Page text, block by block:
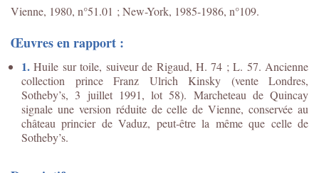
Vienne, 1980, n°51.01 ; New-York, 1985-1986, n°109.
Œuvres en rapport :
1. Huile sur toile, suiveur de Rigaud, H. 74 ; L. 57. Ancienne
collection prince Franz Ulrich Kinsky (vente Londres,
Sotheby’s, 3 juillet 1991, lot 58). Marcheteau de Quincay
signale une version réduite de celle de Vienne, conservée au
château princier de Vaduz, peut-être la même que celle de
Sotheby’s.